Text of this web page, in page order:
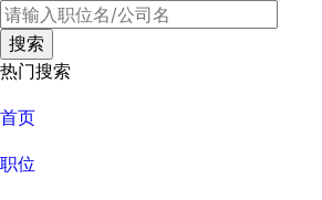
热门搜索
首页
职位